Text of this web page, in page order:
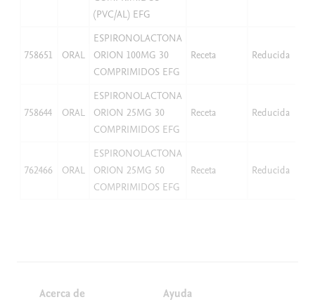
(PVC/AL) EFG
758651 ORAL
ESPIRONOLACTONA
ORION 100MG 30
COMPRIMIDOS EFG
Receta Reducida
758644 ORAL
ESPIRONOLACTONA
ORION 25MG 30
COMPRIMIDOS EFG
Receta Reducida
762466 ORAL
ESPIRONOLACTONA
ORION 25MG 50
COMPRIMIDOS EFG
Receta Reducida
Acerca de
Ayuda